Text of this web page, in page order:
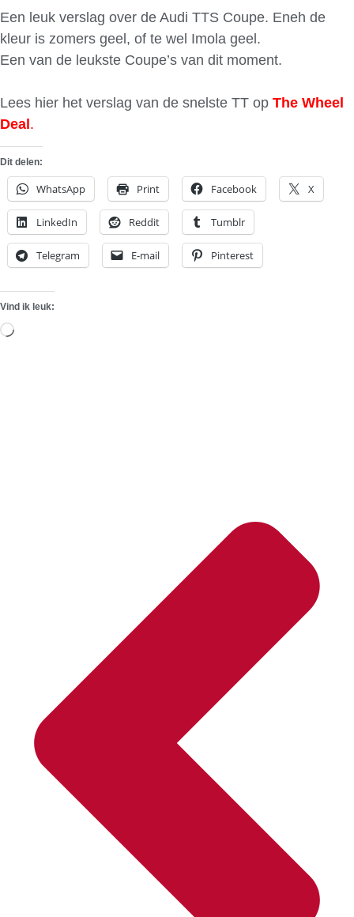
Een leuk verslag over de Audi TTS Coupe. Eneh de
kleur is zomers geel, of te wel Imola geel.
Een van de leukste Coupe’s van dit moment.
Lees hier het verslag van de snelste TT op The Wheel
Deal.
Dit delen:
WhatsApp Print Facebook X
LinkedIn Reddit Tumblr
Telegram E-mail Pinterest
Vind ik leuk:
Aan